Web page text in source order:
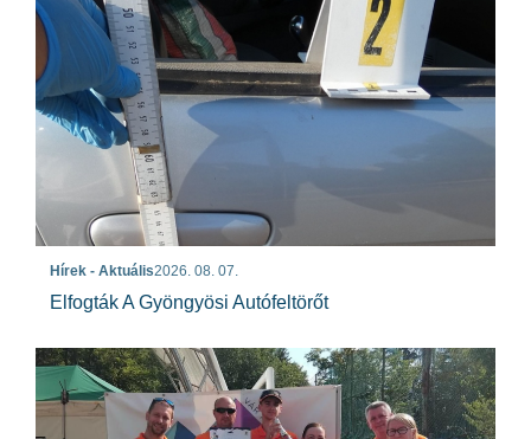
Hírek - Aktuális2026. 08. 07.
Elfogták A Gyöngyösi Autófeltörőt